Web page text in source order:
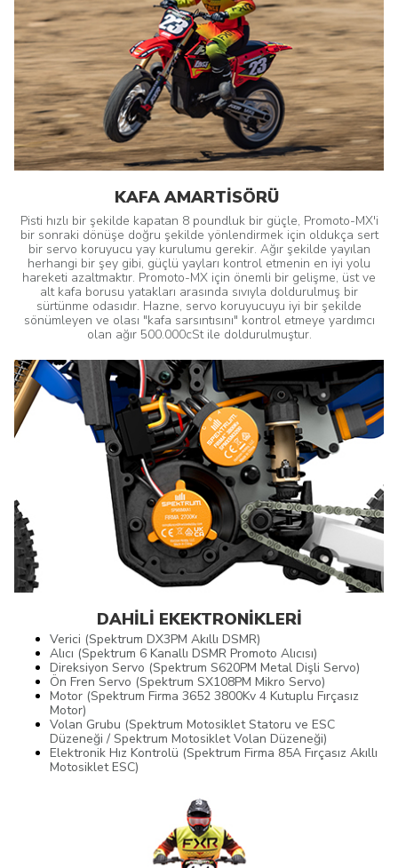
KAFA AMARTİSÖRÜ
Pisti hızlı bir şekilde kapatan 8 poundluk bir güçle, Promoto-MX'i
bir sonraki dönüşe doğru şekilde yönlendirmek için oldukça sert
bir servo koruyucu yay kurulumu gerekir. Ağır şekilde yayılan
herhangi bir şey gibi, güçlü yayları kontrol etmenin en iyi yolu
hareketi azaltmaktır. Promoto-MX için önemli bir gelişme, üst ve
alt kafa borusu yatakları arasında sıvıyla doldurulmuş bir
sürtünme odasıdır. Hazne, servo koruyucuyu iyi bir şekilde
sönümleyen ve olası "kafa sarsıntısını" kontrol etmeye yardımcı
olan ağır 500.000cSt ile doldurulmuştur.
DAHİLİ EKEKTRONİKLERİ
Verici (Spektrum DX3PM Akıllı DSMR)
Alıcı (Spektrum 6 Kanallı DSMR Promoto Alıcısı)
Direksiyon Servo (Spektrum S620PM Metal Dişli Servo)
Ön Fren Servo (Spektrum SX108PM Mikro Servo)
Motor (Spektrum Firma 3652 3800Kv 4 Kutuplu Fırçasız
Motor)
Volan Grubu (Spektrum Motosiklet Statoru ve ESC
Düzeneği / Spektrum Motosiklet Volan Düzeneği)
Elektronik Hız Kontrolü (Spektrum Firma 85A Fırçasız Akıllı
Motosiklet ESC)